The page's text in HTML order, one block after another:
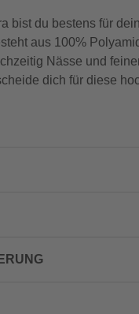
bist du bestens für
aus 100%
Nässe und
dich für diese